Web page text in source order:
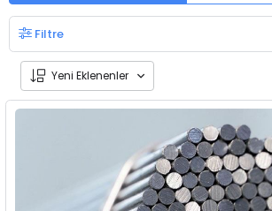
Filtre
Yeni Eklenenler